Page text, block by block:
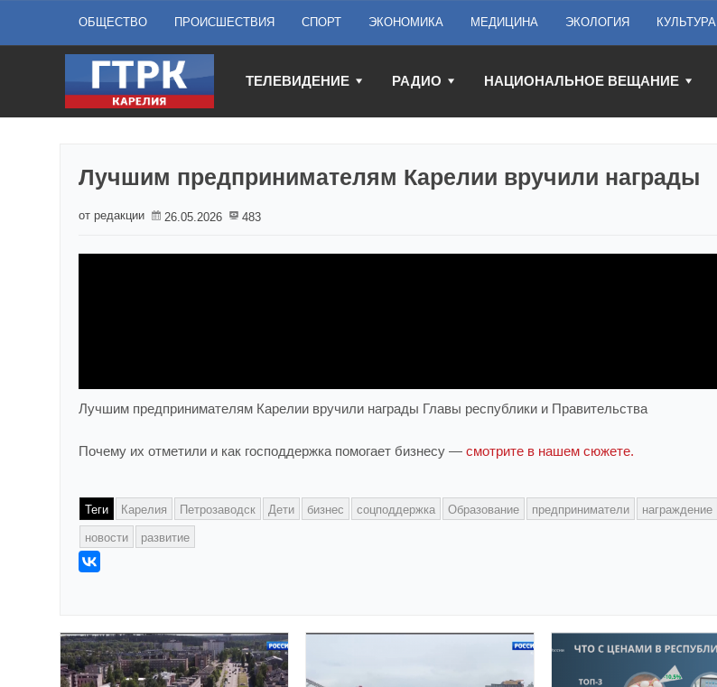
ОБЩЕСТВО ПРОИСШЕСТВИЯ СПОРТ ЭКОНОМИКА МЕДИЦИНА ЭКОЛОГИЯ КУЛЬТУРА
ТЕЛЕВИДЕНИЕ РАДИО НАЦИОНАЛЬНОЕ ВЕЩАНИЕ
Лучшим предпринимателям Карелии вручили награды
от редакции 26.05.2026 483
Лучшим предпринимателям Карелии вручили награды Главы республики и Правительства
Почему их отметили и как господдержка помогает бизнесу — смотрите в нашем сюжете.
Теги Карелия Петрозаводск Дети бизнес соцподдержка Образование предприниматели награждение
новости развитие